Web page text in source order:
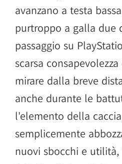
avanzano a testa
purtroppo a galla due
passaggio su
scarsa
mirare dalla breve
anche durante le
l'elemento della
semplicemente
nuovi sbocchi e